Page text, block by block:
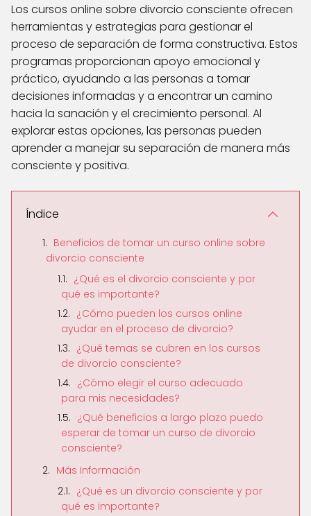
Los cursos online sobre divorcio consciente ofrecen
herramientas y estrategias para gestionar el
proceso de separación de forma constructiva. Estos
programas proporcionan apoyo emocional y
práctico, ayudando a las personas a tomar
decisiones informadas y a encontrar un camino
hacia la sanación y el crecimiento personal. Al
explorar estas opciones, las personas pueden
aprender a manejar su separación de manera más
consciente y positiva.
Índice
Beneficios de tomar un curso online sobre
divorcio consciente
¿Qué es el divorcio consciente y por
qué es importante?
¿Cómo pueden los cursos online
ayudar en el proceso de divorcio?
¿Qué temas se cubren en los cursos
de divorcio consciente?
¿Cómo elegir el curso adecuado
para mis necesidades?
¿Qué beneficios a largo plazo puedo
esperar de tomar un curso de divorcio
consciente?
Más Información
¿Qué es un divorcio consciente y por
qué es importante?